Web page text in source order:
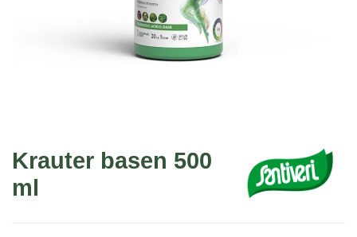
Krauter basen 500
ml